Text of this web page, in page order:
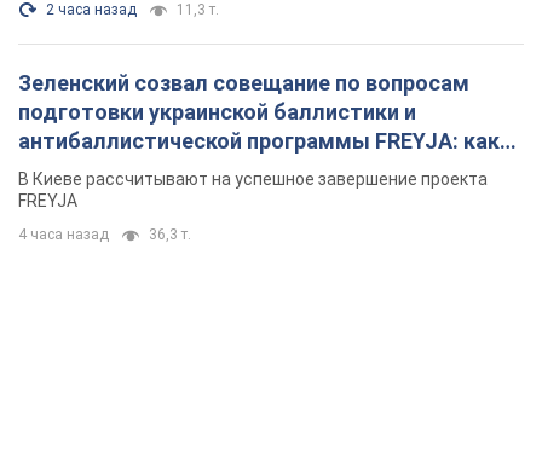
2 часа назад 11,3 т.
Зеленский созвал совещание по вопросам
подготовки украинской баллистики и
антибаллистической программы FREYJA: какие
решения готовятся
В Киеве рассчитывают на успешное завершение проекта
FREYJA
4 часа назад 36,3 т.